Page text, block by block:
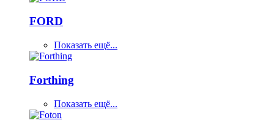
FORD
Показать ещё...
Forthing
Показать ещё...